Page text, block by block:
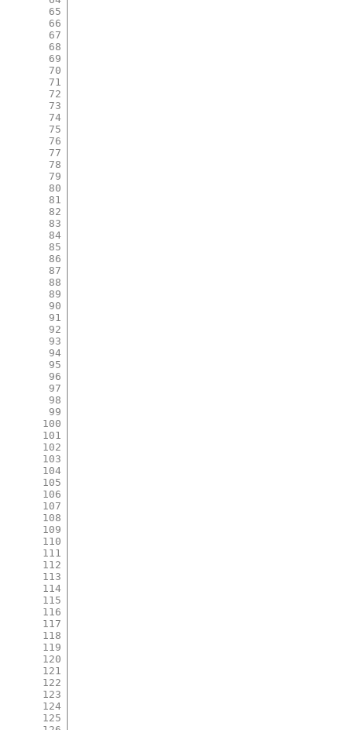
65
66
67
68
69
70
71
72
73
74
75
76
77
78
79
80
81
82
83
84
85
86
87
88
89
90
91
92
93
94
95
96
97
98
99
100
101
102
103
104
105
106
107
108
109
110
111
112
113
114
115
116
117
118
119
120
121
122
123
124
125